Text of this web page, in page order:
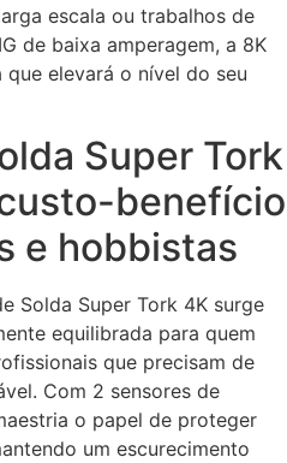
escala ou trabalhos de
de baixa amperagem, a 8K
elevará o nível do seu
Super Tork
benefício
e hobbistas
Solda Super Tork 4K surge
equilibrada para quem
que precisam de
Com 2 sensores de
o papel de proteger
um escurecimento